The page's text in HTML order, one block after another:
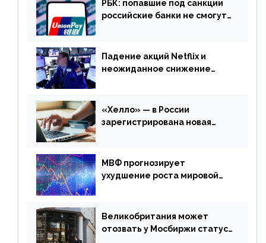
РБК: попавшие под санкции
российские банки не смогут
Падение акций Netflix и
неожиданное снижение
апреля
«Хелло» — в России
зарегистрирована новая
МВФ прогнозирует
ухудшение роста мировой
апреля
Великобритания может
отозвать у Мосбиржи статус